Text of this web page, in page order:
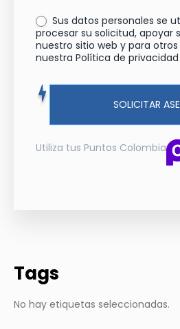
Sus datos personales se
procesar su solicitud, apoyar
nuestro sitio web y para
nuestra Política de privacidad
Utiliza tus Puntos Colombia
SOLICITAR
Tags
No hay etiquetas seleccionadas.